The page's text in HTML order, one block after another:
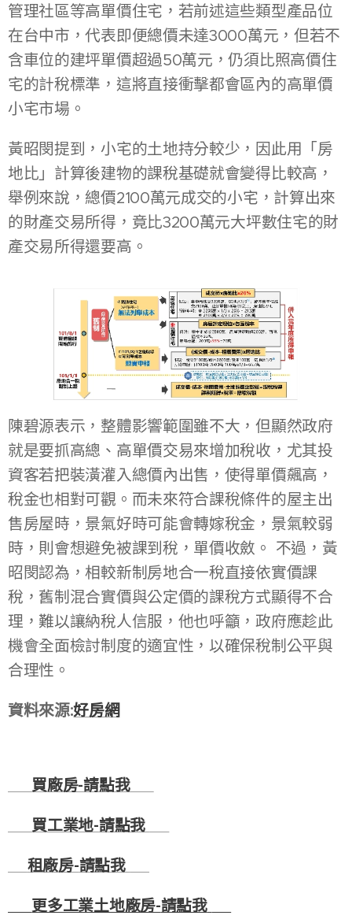
管理社區等高單價住宅，若前述這些類型產品位
在台中市，代表即便總價未達3000萬元，但若不
含車位的建坪單價超過50萬元，仍須比照高價住
宅的計稅標準，這將直接衝擊都會區內的高單價
小宅市場。
黃昭閔提到，小宅的土地持分較少，因此用「房
地比」計算後建物的課稅基礎就會變得比較高，
舉例來說，總價2100萬元成交的小宅，計算出來
的財產交易所得，竟比3200萬元大坪數住宅的財
產交易所得還要高。
陳碧源表示，整體影響範圍雖不大，但顯然政府
就是要抓高總、高單價交易來增加稅收，尤其投
資客若把裝潢灌入總價內出售，使得單價飆高，
稅金也相對可觀。而未來符合課稅條件的屋主出
售房屋時，景氣好時可能會轉嫁稅金，景氣較弱
時，則會想避免被課到稅，單價收斂。 不過，黃
昭閔認為，相較新制房地合一稅直接依實價課
稅，舊制混合實價與公定價的課稅方式顯得不合
理，難以讓納稅人信服，他也呼籲，政府應趁此
機會全面檢討制度的適宜性，以確保稅制公平與
合理性。
資料來源:好房網
買廠房-請點我
買工業地-請點我
租廠房-請點我
💻更多工業土地廠房-請點我